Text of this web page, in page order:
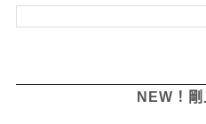
NEW！剛